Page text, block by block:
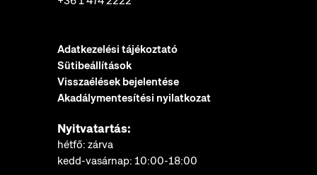
Adatkezelési tájékoztató
Sütibeállítások
Visszaélések bejelentése
Akadálymentesítési nyilatkozat
Nyitvatartás:
hétfő: zárva
kedd-vasárnap: 10:00-18:00